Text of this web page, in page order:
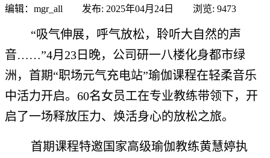
编辑：mgr_all 发布: 2025年04月24日 浏览: 9473
“吸气伸展，呼气放松，聆听大自然的声
音……”4月23日晚，公司研一八楼化身都市绿
洲，首期“职场元气充电站”瑜伽课程在轻柔音乐
中活力开启。60名女员工在专业教练带领下，开
启了一场释放压力、焕活身心的放松之旅。
首期课程特邀国家高级瑜伽教练黄慧婷执